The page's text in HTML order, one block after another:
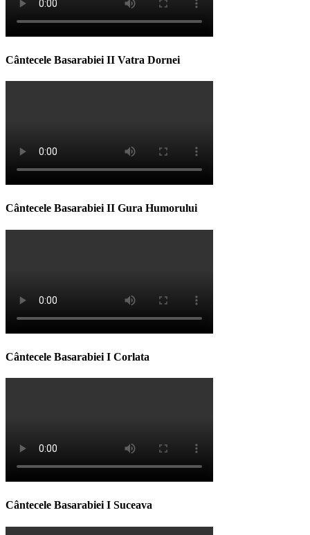
Cântecele Basarabiei II Vatra Dornei
Cântecele Basarabiei II Gura Humorului
Cântecele Basarabiei I Corlata
Cântecele Basarabiei I Suceava